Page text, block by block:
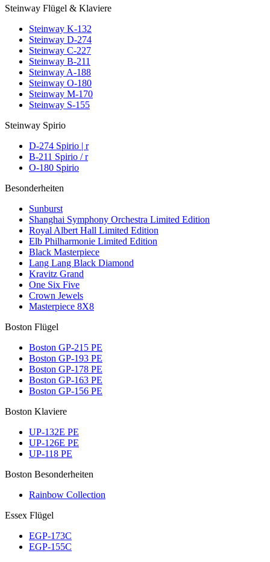
Steinway Flügel & Klaviere
Steinway K-132
Steinway D-274
Steinway C-227
Steinway B-211
Steinway A-188
Steinway O-180
Steinway M-170
Steinway S-155
Steinway Spirio
D-274 Spirio | r
B-211 Spirio / r
O-180 Spirio
Besonderheiten
Sunburst
Shanghai Symphony Orchestra Limited Edition
Royal Albert Hall Limited Edition
Elb Philharmonie Limited Edition
Black Masterpiece
Lang Lang Black Diamond
Kravitz Grand
One Six Five
Crown Jewels
Masterpiece 8X8
Boston Flügel
Boston GP-215 PE
Boston GP-193 PE
Boston GP-178 PE
Boston GP-163 PE
Boston GP-156 PE
Boston Klaviere
UP-132E PE
UP-126E PE
UP-118 PE
Boston Besonderheiten
Rainbow Collection
Essex Flügel
EGP-173C
EGP-155C